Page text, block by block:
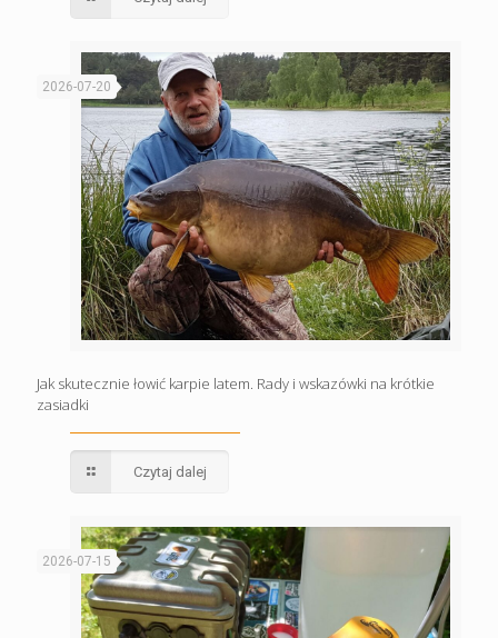
2026-07-20
Jak skutecznie łowić karpie latem. Rady i wskazówki na krótkie
zasiadki
Czytaj dalej
2026-07-15